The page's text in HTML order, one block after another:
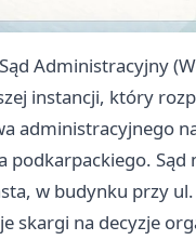
Administracyjny
instancji, który
administracyjnego
podkarpackiego. Sąd
w budynku przy
skargi na decyzje